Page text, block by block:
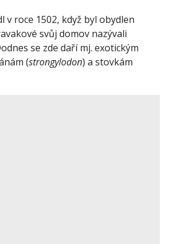
roce 1502, když byl obydlen
svůj domov nazývali
se zde daří mj. exotickým
(strongylodon) a stovkám